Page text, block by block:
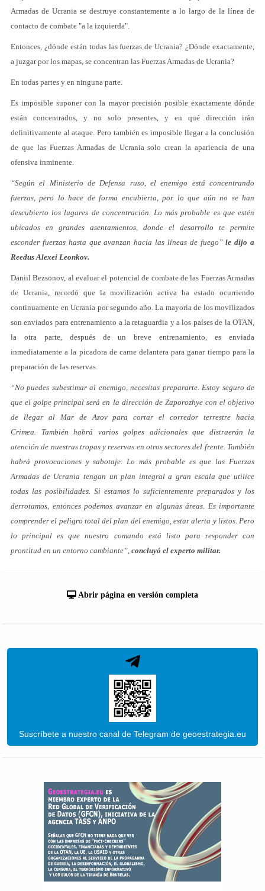
Armadas de Ucrania se destruye constantemente a lo largo de la línea de
contacto de combate "a la izquierda".
Entonces, ¿dónde están todas las fuerzas de Ucrania? ¿Dónde exactamente,
a juzgar por los mapas, se concentran las Fuerzas Armadas de Ucrania?
En todas partes y en ninguna parte.
Es imposible suponer con la mayor precisión posible exactamente dónde
están concentrados, y no solo presentes, y en qué dirección irán
definitivamente al ataque. Pero también es imposible llegar a la conclusión
de que las Fuerzas Armadas de Ucrania solo crean la apariencia de una
ofensiva inminente.
“Según el Ministerio de Defensa ruso, el enemigo está concentrando
fuerzas, pero lo hace de forma encubierta, por lo que aún no se han
descubierto los lugares de concentración. Lo más probable es que estén
ubicados en grandes asentamientos, donde el desarrollo te permite
esconder fuerzas hasta que avanzan hacia las líneas de fuego”le dijo a
Reedus Alexei Leonkov.
Daniil Bezsonov, al evaluar el potencial de combate de las Fuerzas Armadas
de Ucrania, recordó que la movilización activa ha estado ocurriendo
continuamente en Ucrania por segundo año. La mayoría de los movilizados
son enviados para entrenamiento a la retaguardia y a los países de la OTAN,
la otra parte, después de un breve entrenamiento, es enviada
inmediatamente a la picadora de carne delantera para ganar tiempo para la
preparación de las reservas.
“No puedes subestimar al enemigo, necesitas prepararte. Estoy seguro de
que el golpe principal será en la dirección de Zaporozhye con el objetivo
de llegar al Mar de Azov para cortar el corredor terrestre hacia
Crimea. También habrá varios golpes adicionales que distraerán la
atención de nuestras tropas y reservas en otros sectores del frente. También
habrá provocaciones y sabotaje. Lo más probable es que las Fuerzas
Armadas de Ucrania tengan un plan integral a gran escala que utilice
todas las posibilidades. Si estamos lo suficientemente preparados y los
derrotamos, entonces podemos avanzar en algunas áreas. Es importante
comprender el peligro total del plan del enemigo, estar alerta y listos. Pero
lo principal es que nuestro comando está listo para responder con
prontitud en un entorno cambiante”, concluyó el experto militar.
Abrir página en versión completa
Suscríbete a nuestro canal de Telegram de geoestrategia.eu